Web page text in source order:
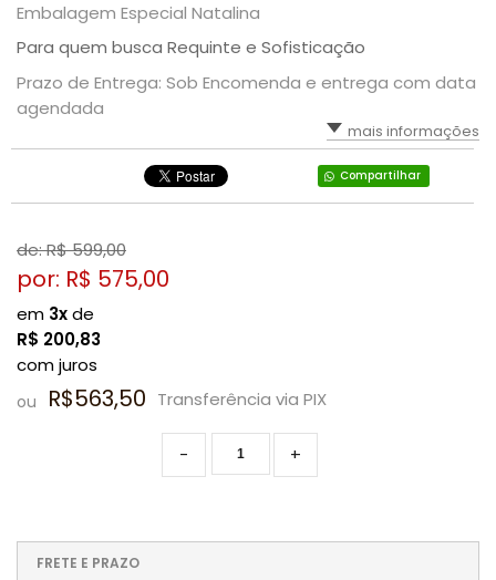
Embalagem Especial Natalina
Para quem busca Requinte e Sofisticação
Prazo de Entrega: Sob Encomenda e entrega com data
agendada
mais informações
Compartilhar
de: R$599,00
por: R$ 575,00
em 3xde
R$ 200,83
com juros
ou R$563,50 Transferência via PIX
+
-
FRETE E PRAZO